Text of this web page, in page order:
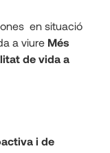
en situació
a viure Més
de vida a
i de